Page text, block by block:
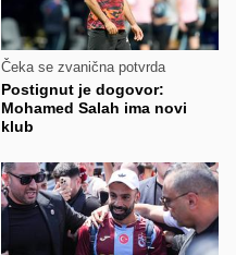
Čeka se zvanična potvrda
Postignut je dogovor:
Mohamed Salah ima novi
klub